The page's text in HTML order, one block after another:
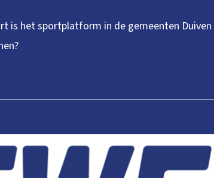
is het sportplatform in de gemeenten